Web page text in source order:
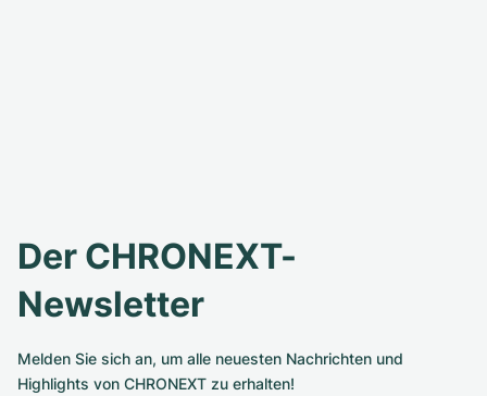
Der CHRONEXT-
Newsletter
Melden Sie sich an, um alle neuesten Nachrichten und
Highlights von CHRONEXT zu erhalten!